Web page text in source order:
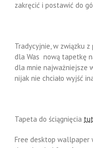
zakręcić i postawić do
Tradycyjnie, w związku
dla Was nową tapetkę
dla mnie najważniejsze
nijak nie chciało wyjść
Tapeta do ściągnięcia
Free desktop wallpaper